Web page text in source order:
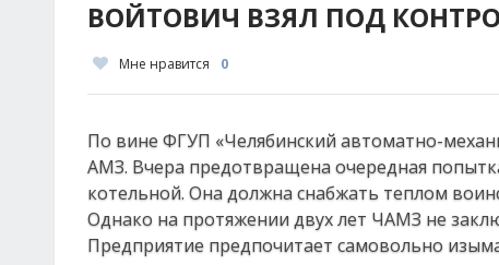
ВОЙТОВИЧ ВЗЯЛ ПОД
Мне нравится 0
По вине ФГУП «Челябинский автоматно-
АМЗ. Вчера предотвращена очередная
котельной. Она должна снабжать теплом
Однако на протяжении двух лет ЧАМЗ не
Предприятие предпочитает самовольно